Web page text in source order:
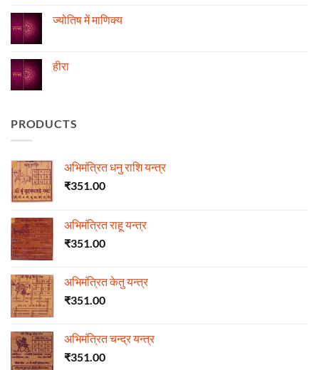
रुद्राक्ष
की
ज्योतिष में माणिक्य
ज्योतिष
मेंहीरा
PRODUCTS
अभिमंत्रित धनु राशि यन्त्र
₹351.00
अभिमंत्रित राहू यन्त्र
₹351.00
अभिमंत्रित केतु यन्त्र
₹351.00
अभिमंत्रित चन्द्र यन्त्र
₹351.00